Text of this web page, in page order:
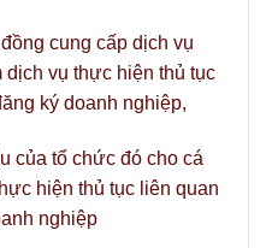
cung cấp dịch vụ
vụ thực hiện thủ tục
ký doanh nghiệp,
của tổ chức đó cho cá
hiện thủ tục liên quan
nghiệp